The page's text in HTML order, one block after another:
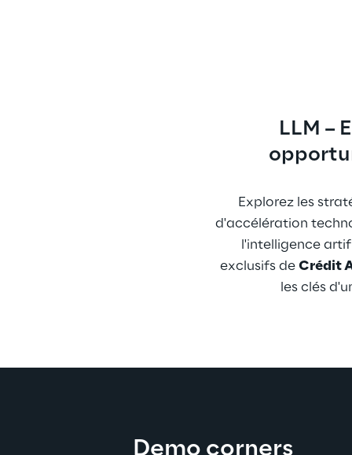
LLM –
Explorez les
d'accélération
l'intelligence
exclusifs de Crédit
les clés
Demo corners